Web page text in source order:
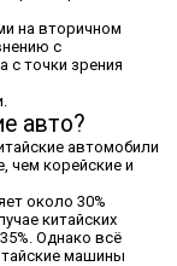
на вторичном
с
с точки зрения
авто?
автомобили
чем корейские и
около 30%
китайских
Однако всё
машины